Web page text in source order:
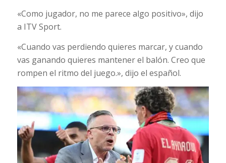
«Como jugador, no me parece algo positivo», dijo
a ITV Sport.
«Cuando vas perdiendo quieres marcar, y cuando
vas ganando quieres mantener el balón. Creo que
rompen el ritmo del juego.», dijo el español.